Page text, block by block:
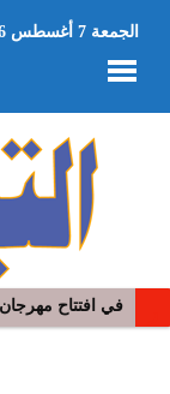
الجمعة 7 أغسطس 2026
“​عذِّبيني”.. جديد